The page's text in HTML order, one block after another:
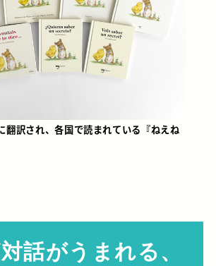
翻訳され、各国で読まれている『ねえね
話がうまれる、